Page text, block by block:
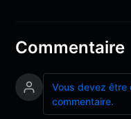
Commentaire
Vous devez être
commentaire.